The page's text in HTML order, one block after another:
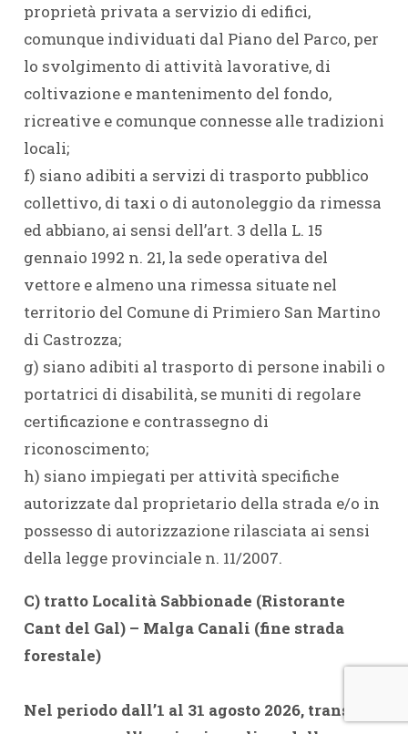
proprietà privata a servizio di edifici,
comunque individuati dal Piano del Parco, per
lo svolgimento di attività lavorative, di
coltivazione e mantenimento del fondo,
ricreative e comunque connesse alle tradizioni
locali;
f) siano adibiti a servizi di trasporto pubblico
collettivo, di taxi o di autonoleggio da rimessa
ed abbiano, ai sensi dell’art. 3 della L. 15
gennaio 1992 n. 21, la sede operativa del
vettore e almeno una rimessa situate nel
territorio del Comune di Primiero San Martino
di Castrozza;
g) siano adibiti al trasporto di persone inabili o
portatrici di disabilità, se muniti di regolare
certificazione e contrassegno di
riconoscimento;
h) siano impiegati per attività specifiche
autorizzate dal proprietario della strada e/o in
possesso di autorizzazione rilasciata ai sensi
della legge provinciale n. 11/2007.
C) tratto Località Sabbionade (Ristorante
Cant del Gal) – Malga Canali (fine strada
forestale)
Nel periodo dall’1 al 31 agosto 2026, transito